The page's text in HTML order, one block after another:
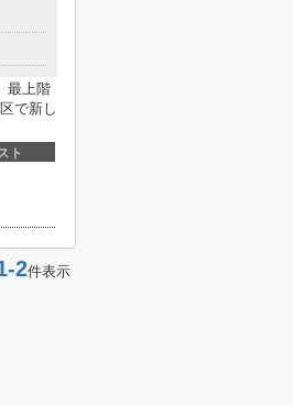
最上階
で新し
ト
2件表示